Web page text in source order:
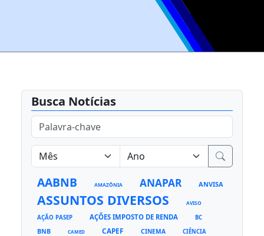
Busca Notícias
AABNB AMAZÔNIA ANAPAR ANVISA
ASSUNTOS DIVERSOS AVISO
AÇÃO PASEP AÇÕES IMPOSTO DE RENDA BC
BNB CAMED CAPEF CINEMA CIÊNCIA